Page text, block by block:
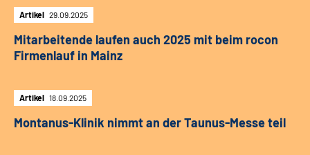
Artikel 29.09.2025
Mitarbeitende laufen auch 2025 mit beim rocon
Firmenlauf in Mainz
Artikel 18.09.2025
Montanus-Klinik nimmt an der Taunus-Messe teil